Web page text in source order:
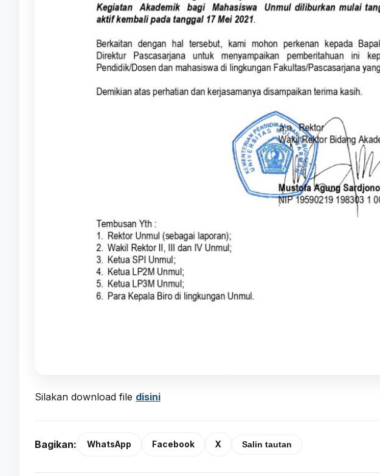
Silakan download file disini
Bagikan: WhatsApp Facebook X Salin tautan